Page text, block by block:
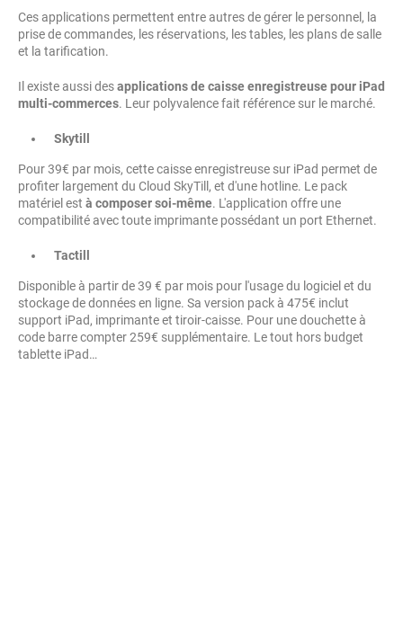
Ces applications permettent entre autres de gérer le personnel, la
prise de commandes, les réservations, les tables, les plans de salle
et la tarification.
Il existe aussi desapplications de caisse enregistreuse pour iPad
multi-commerces. Leur polyvalence fait référence sur le marché.
Skytill
Pour 39€ par mois, cette caisse enregistreuse sur iPad permet de
profiter largement du Cloud SkyTill, et d'une hotline. Le pack
matériel est à composer soi-même. L'application offre une
compatibilité avec toute imprimante possédant un port Ethernet.
Tactill
Disponible à partir de 39 € par mois pour l'usage du logiciel et du
stockage de données en ligne. Sa version pack à 475€ inclut
support iPad, imprimante et tiroir-caisse. Pour une douchette à
code barre compter 259€ supplémentaire. Le tout hors budget
tablette iPad…